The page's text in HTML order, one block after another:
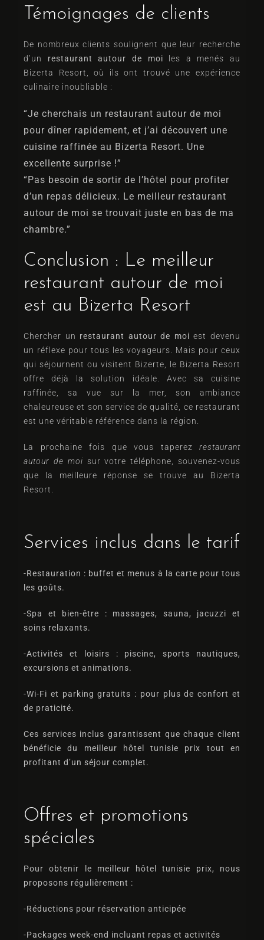
Témoignages de clients
De nombreux clients soulignent que leur recherche
d’un restaurant autour de moi les a menés au
Bizerta Resort, où ils ont trouvé une expérience
culinaire inoubliable :
“Je cherchais un restaurant autour de moi
pour dîner rapidement, et j’ai découvert une
cuisine raffinée au Bizerta Resort. Une
excellente surprise !”
“Pas besoin de sortir de l’hôtel pour profiter
d’un repas délicieux. Le meilleur restaurant
autour de moi se trouvait juste en bas de ma
chambre.”
Conclusion : Le meilleur
restaurant autour de moi
est au Bizerta Resort
Chercher un restaurant autour de moi est devenu
un réflexe pour tous les voyageurs. Mais pour ceux
qui séjournent ou visitent Bizerte, le Bizerta Resort
offre déjà la solution idéale. Avec sa cuisine
raffinée, sa vue sur la mer, son ambiance
chaleureuse et son service de qualité, ce restaurant
est une véritable référence dans la région.
La prochaine fois que vous taperez restaurant
autour de moi sur votre téléphone, souvenez-vous
que la meilleure réponse se trouve au Bizerta
Resort.
Services inclus dans le tarif
-Restauration : buffet et menus à la carte pour tous
les goûts.
-Spa et bien-être : massages, sauna, jacuzzi et
soins relaxants.
-Activités et loisirs : piscine, sports nautiques,
excursions et animations.
-Wi-Fi et parking gratuits : pour plus de confort et
de praticité.
Ces services inclus garantissent que chaque client
bénéficie du meilleur
hôtel tunisie prix tout en
profitant d’un séjour complet.
Offres et promotions
spéciales
Pour obtenir le meilleur hôtel tunisie prix, nous
proposons régulièrement :
-Réductions pour réservation anticipée
-Packages week-end incluant repas et activités
Arrivée
Départ
Adultes
1
Enfants
0
Chercher